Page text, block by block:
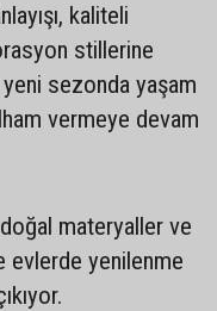
kaliteli
stillerine
sezonda yaşam
vermeye devam
materyaller ve
yenilenme